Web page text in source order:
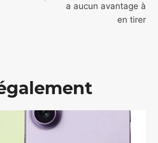
a aucun avantage à
en tirer